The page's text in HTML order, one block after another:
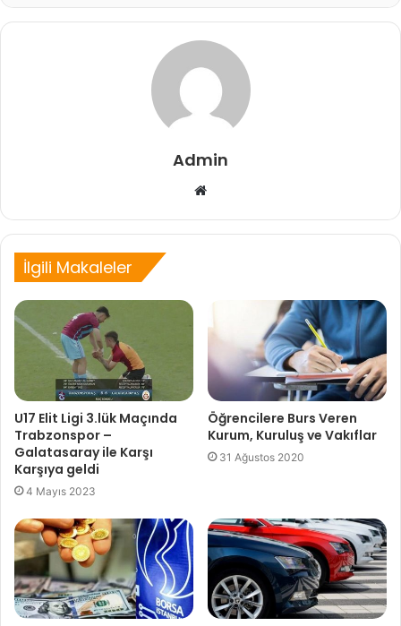
Admin
Web
İlgili Makaleler
U17 Elit Ligi 3.lük Maçında
Trabzonspor –
Galatasaray ile Karşı
Karşıya geldi
4 Mayıs 2023
Öğrencilere Burs Veren
Kurum, Kuruluş ve Vakıflar
31 Ağustos 2020